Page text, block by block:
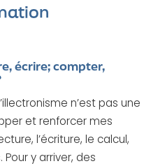
écrire; compter,
n’est pas une
et renforcer mes
l’écriture, le calcul,
y arriver, des